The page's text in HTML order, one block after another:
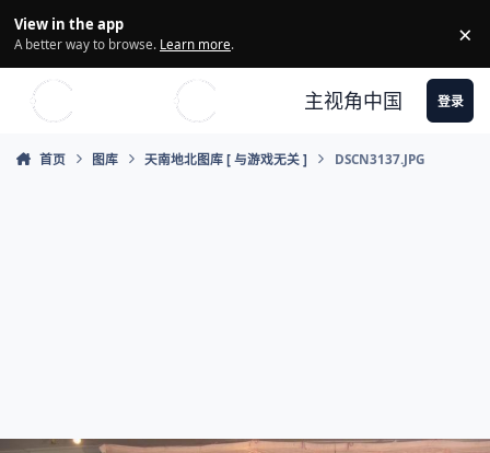
View in the app
A better way to browse. Learn more. ×
主视角中国 登录
首页 图库 天南地北图库 [ 与游戏无关 ] DSCN3137.JPG